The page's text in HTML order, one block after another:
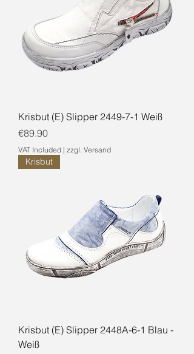
Krisbut (E) Slipper 2449-7-1 Weiß
Price
€89.90
VAT Included | zzgl. Versand
Krisbut
Krisbut (E) Slipper 2448A-6-1 Blau -
Weiß